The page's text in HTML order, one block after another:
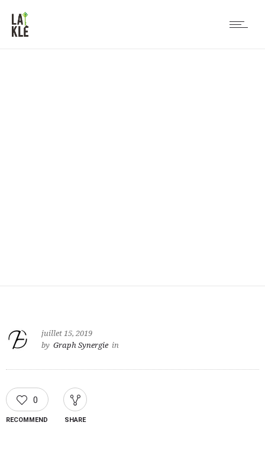
juillet 15, 2019
by Graph Synergie in
0
RECOMMEND SHARE